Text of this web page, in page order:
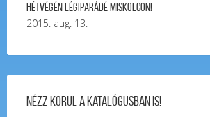
Hétvégén légiparádé Miskolcon!
2015. aug. 13.
Nézz körül a katalógusban is!